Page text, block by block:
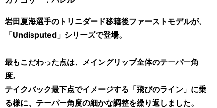
岩田夏海選手のトリニダード移籍後ファーストモデルが、
「Undisputed」シリーズで登場。
最もこだわった点は、メイングリップ全体のテーパー角
度。
テイクバック最下点でイメージする「飛びのライン」に乗
る様に、テーパー角度の細かな調整を繰り返しました。